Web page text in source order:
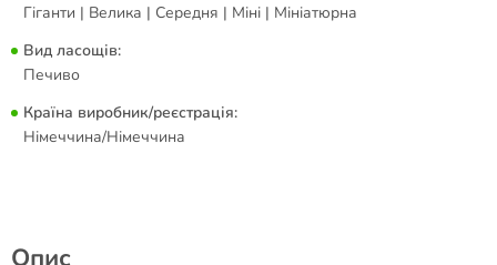
Гіганти | Велика | Середня | Міні | Мініатюрна
Вид ласощів:
Печиво
Країна виробник/реєстрація:
Німеччина/Німеччина
Опис